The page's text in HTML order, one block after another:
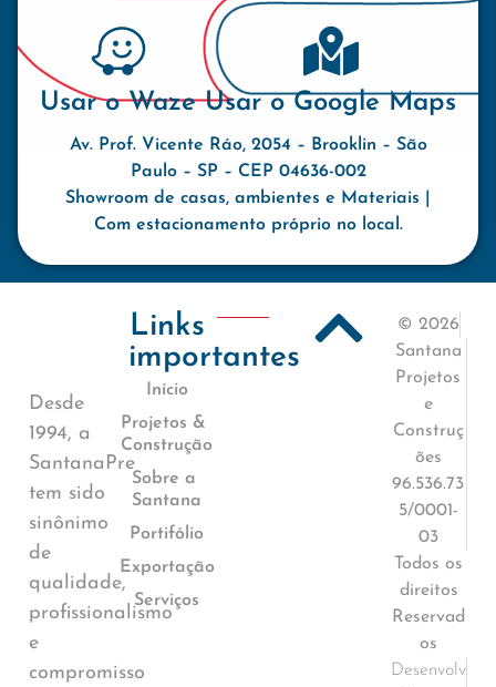
Usar o Waze Usar o Google Maps
Av. Prof. Vicente Ráo, 2054 – Brooklin – São
Paulo – SP – CEP 04636-002
Showroom de casas, ambientes e Materiais |
Com estacionamento próprio no local.
Desde
1994, a
SantanaPre
tem sido
sinônimo
de
qualidade,
profissionalismo
e
compromisso
Links
importantes
Início
Projetos &
Construção
Sobre a
Santana
Portifólio
Exportação
Serviços
© 2026
Santana
Projetos
e
Construç
ões
96.536.73
5/0001-
03
Todos os
direitos
Reservad
os
Desenvolv